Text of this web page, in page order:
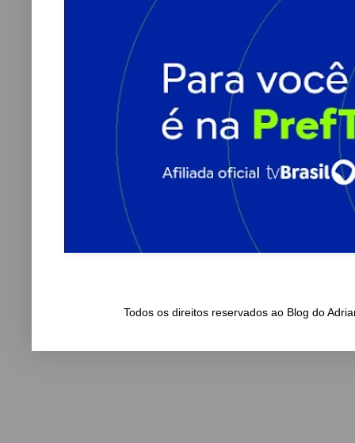
Todos os direitos reservados ao Blog do